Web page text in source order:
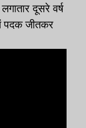
दूसरे वर्ष
पदक जीतकर